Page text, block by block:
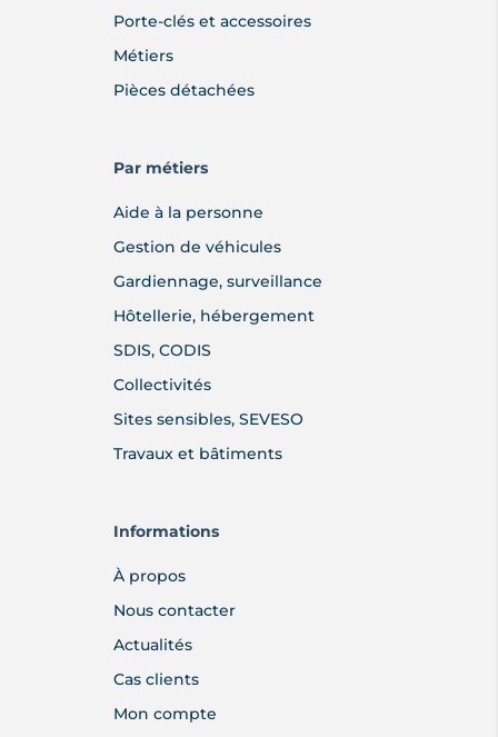
Porte-clés et accessoires
Métiers
Pièces détachées
Par métiers
Aide à la personne
Gestion de véhicules
Gardiennage, surveillance
Hôtellerie, hébergement
SDIS, CODIS
Collectivités
Sites sensibles, SEVESO
Travaux et bâtiments
Informations
À propos
Nous contacter
Actualités
Cas clients
Mon compte